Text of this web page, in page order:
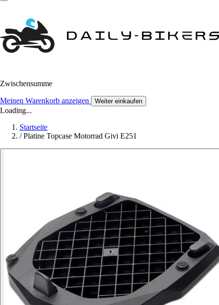
Zwischensumme
Meinen Warenkorb anzeigen Weiter einkaufen
Loading...
Startseite
/ Platine Topcase Motorrad Givi E251